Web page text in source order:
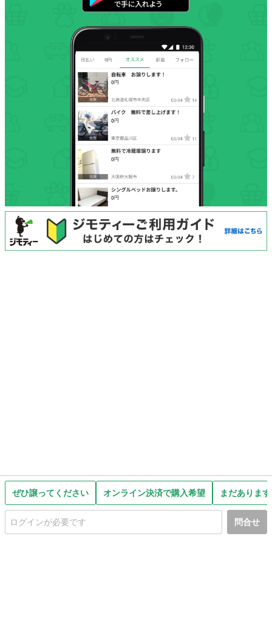
ぜひ譲ってください オンライン決済で購入希望 まだありま
問合せ